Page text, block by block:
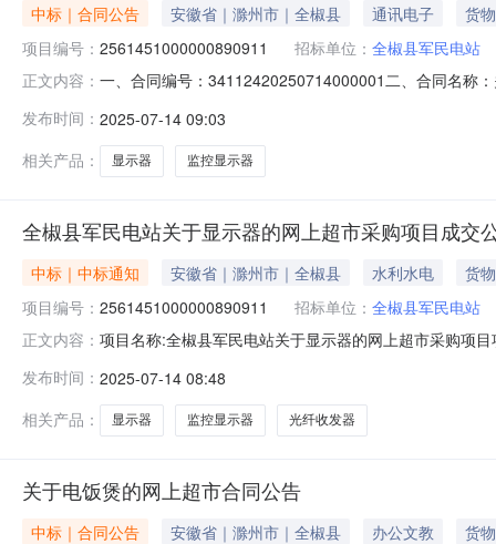
中标｜合同公告 安徽省｜滁州市｜全椒县 通讯电子
货物
项目编号： 2561451000000890911 招标单位： 全椒县军民电站
正文内容： 一、合同编号：34112420250714000001二、合同名称
全椒县襄河镇（原检察院办公楼）联系方式：
发布时间： 2025-07-14 09:03
相关产品：
显示器 监控显示器
全椒县军民电站关于显示器的网上超市采购项目成交
中标｜中标通知 安徽省｜滁州市｜全椒县 水利水电
货物
项目编号： 2561451000000890911 招标单位： 全椒县军民电站
正文内容： 项目名称:全椒县军民电站关于显示器的网上超市采购项
地址:/采购单位联系人和联系方式:三、成交信息交易方
发布时间： 2025-07-14 08:48
相关产品：
显示器 监控显示器 光纤收发器
关于电饭煲的网上超市合同公告
中标｜合同公告 安徽省｜滁州市｜全椒县 办公文教
货物